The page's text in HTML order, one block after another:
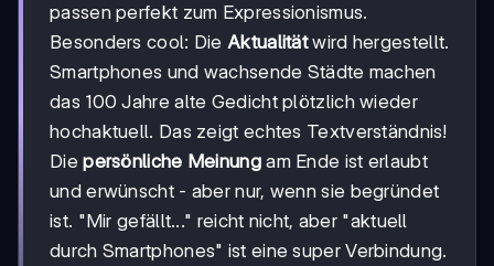
passen perfekt zum Expressionismus.
Besonders cool: Die Aktualitätwird hergestellt.
Smartphones und wachsende Städte machen
das 100 Jahre alte Gedicht plötzlich wieder
hochaktuell. Das zeigt echtes Textverständnis!
Diepersönliche Meinungam Ende ist erlaubt
und erwünscht - aber nur, wenn sie begründet
ist. "Mir gefällt..." reicht nicht, aber "aktuell
durch Smartphones" ist eine super Verbindung.